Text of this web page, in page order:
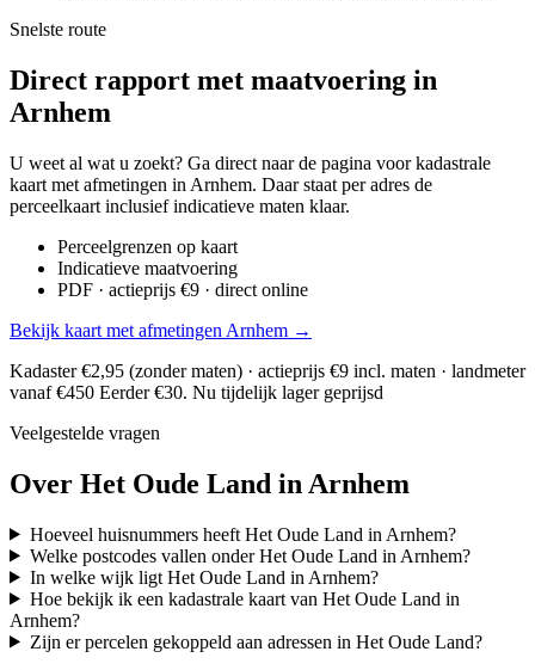
Snelste route
Direct rapport met maatvoering in
Arnhem
U weet al wat u zoekt? Ga direct naar de pagina voor kadastrale
kaart met afmetingen in Arnhem. Daar staat per adres de
perceelkaart inclusief indicatieve maten klaar.
Perceelgrenzen op kaart
Indicatieve maatvoering
PDF · actieprijs €9 · direct online
Bekijk kaart met afmetingen Arnhem →
Kadaster €2,95 (zonder maten) · actieprijs €9 incl. maten · landmeter
vanaf €450 Eerder €30. Nu tijdelijk lager geprijsd
Veelgestelde vragen
Over Het Oude Land in Arnhem
Hoeveel huisnummers heeft Het Oude Land in Arnhem?
Welke postcodes vallen onder Het Oude Land in Arnhem?
In welke wijk ligt Het Oude Land in Arnhem?
Hoe bekijk ik een kadastrale kaart van Het Oude Land in
Arnhem?
Zijn er percelen gekoppeld aan adressen in Het Oude Land?